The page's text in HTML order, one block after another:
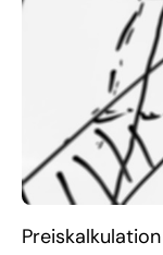
Preiskalkulation